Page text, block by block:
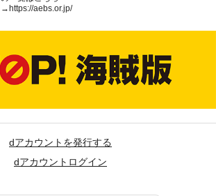
→ https://aebs.or.jp/
dアカウントを発行する
dアカウントログイン